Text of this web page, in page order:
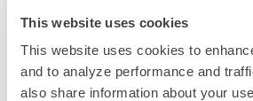
This website uses cookies
This website uses cookies to
and to analyze performance and
also share information about your
此产品通常不在您所在的区域销售。
改您的区域。